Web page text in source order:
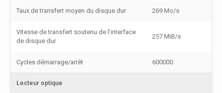
Taux de transfert moyen du disque dur 269 Mo/s
Vitesse de transfert soutenu de l'interface
de disque dur
257 MiB/s
Cycles démarrage/arrêt 600000
Lecteur optique